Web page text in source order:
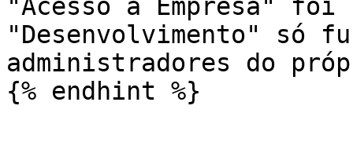
"Acesso à Empresa" foi
"Desenvolvimento" só
administradores do
{% endhint %}